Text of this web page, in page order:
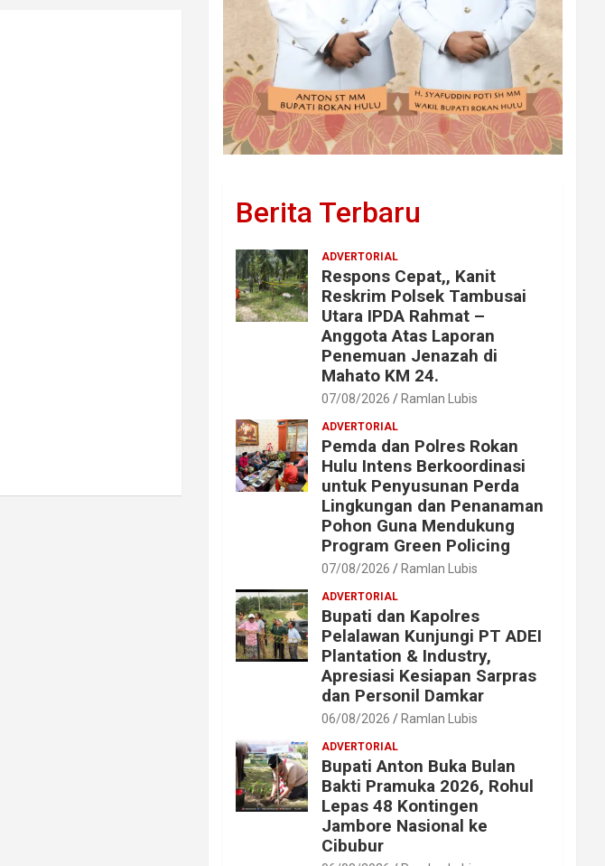
Berita Terbaru
ADVERTORIAL
Respons Cepat,, Kanit
Reskrim Polsek Tambusai
Utara IPDA Rahmat –
Anggota Atas Laporan
Penemuan Jenazah di
Mahato KM 24.
07/08/2026 Ramlan Lubis
ADVERTORIAL
Pemda dan Polres Rokan
Hulu Intens Berkoordinasi
untuk Penyusunan Perda
Lingkungan dan Penanaman
Pohon Guna Mendukung
Program Green Policing
07/08/2026 Ramlan Lubis
ADVERTORIAL
Bupati dan Kapolres
Pelalawan Kunjungi PT ADEI
Plantation & Industry,
Apresiasi Kesiapan Sarpras
dan Personil Damkar
06/08/2026 Ramlan Lubis
ADVERTORIAL
Bupati Anton Buka Bulan
Bakti Pramuka 2026, Rohul
Lepas 48 Kontingen
Jambore Nasional ke
Cibubur